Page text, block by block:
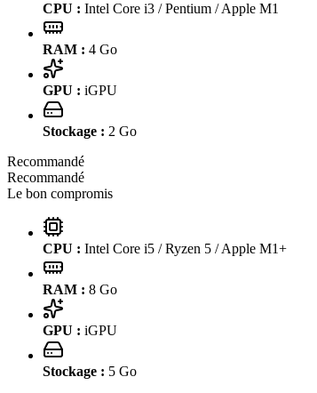
CPU : Intel Core i3 / Pentium / Apple M1
RAM : 4 Go
GPU : iGPU
Stockage : 2 Go
Recommandé
Recommandé
Le bon compromis
CPU : Intel Core i5 / Ryzen 5 / Apple M1+
RAM : 8 Go
GPU : iGPU
Stockage : 5 Go